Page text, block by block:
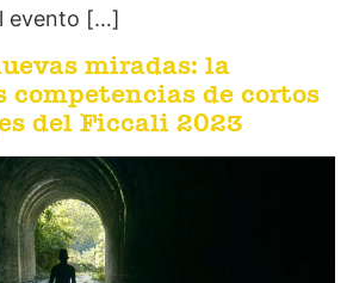
evento […]
miradas: la
competencias de cortos
del Ficcali 2023